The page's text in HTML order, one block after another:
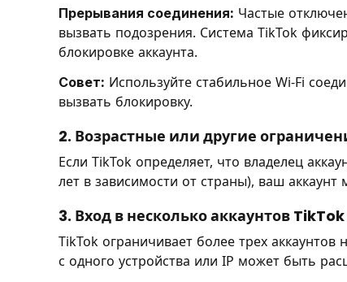
Прерывания соединения: Частые
вызвать подозрения. Система TikTok
блокировке аккаунта.
Совет: Используйте стабильное Wi-Fi
вызвать блокировку.
2. Возрастные или другие
Если TikTok определяет, что владелец
лет в зависимости от страны), ваш
3. Вход в несколько аккаунтов TikTok
TikTok ограничивает более трех
с одного устройства или IP может быть